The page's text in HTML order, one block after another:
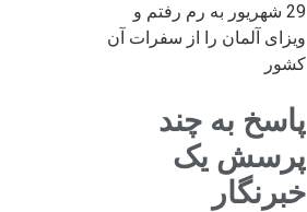
29 شهریور به رم رفتم و
ویزای آلمان را از سفرات آن
کشور
پاسخ به چند
پرسش یک
خبرنگار